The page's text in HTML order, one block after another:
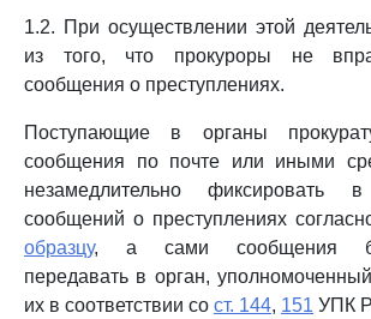
1.2. При осуществлении этой
из того, что прокуроры не
сообщения о преступлениях.
Поступающие в органы
сообщения по почте или иными
незамедлительно фиксировать
сообщений о преступлениях
образцу, а сами сообщения
передавать в орган,
их в соответствии со ст. 144, 151 УПК